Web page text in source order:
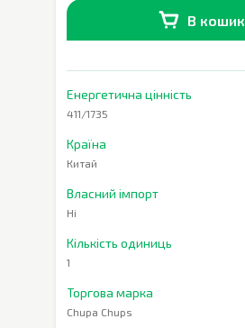
В кошик
Енергетична цінність
411/1735
Країна
Китай
Власний імпорт
Ні
Кількість одиниць
1
Торгова марка
Chupa Chups